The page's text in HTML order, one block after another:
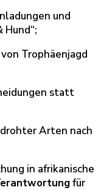
und
Trophäenjagd
statt
Arten nach
in afrikanische
für